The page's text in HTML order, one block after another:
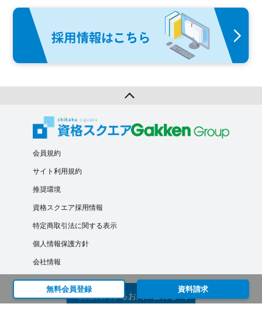
無料会員登録 資料請求
会員規約
サイト利用規約
推奨環境
資格スクエア採用情報
特定商取引法に関する表示
個人情報保護方針
会社情報
講座に関するお問い合わせ